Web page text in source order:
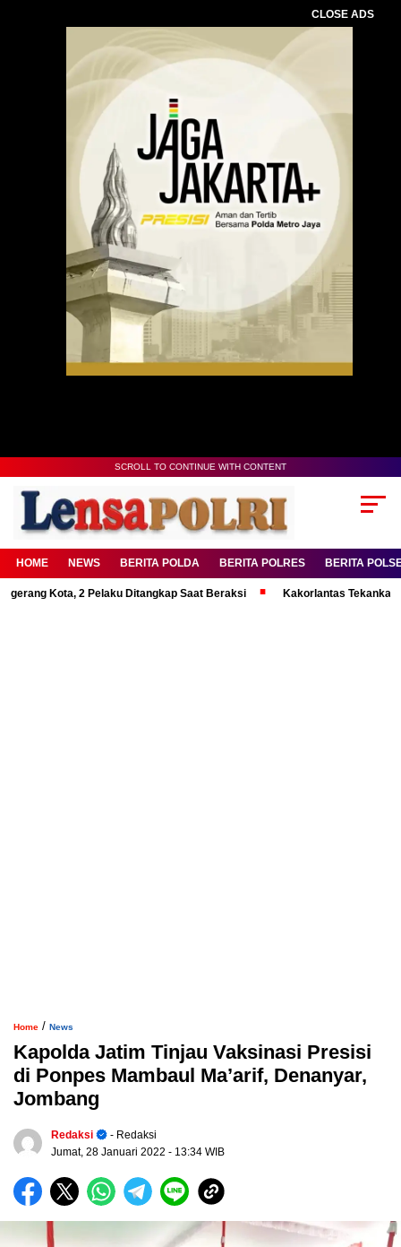
CLOSE ADS
SCROLL TO CONTINUE WITH CONTENT
HOME NEWS BERITA POLDA BERITA POLRES BERITA
2 Pelaku Ditangkap Saat Beraksi Kakorlantas Tekankan Mental
Home / News
Kapolda Jatim Tinjau Vaksinasi Presisi
di Ponpes Mambaul Ma’arif, Denanyar,
Jombang
Redaksi
- Redaksi
Jumat, 28 Januari 2022 - 13:34 WIB